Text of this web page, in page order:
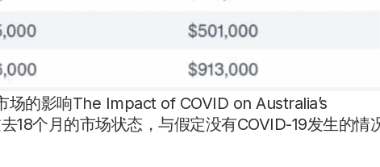
的影响The Impact of COVID on Australia’s
个月的市场状态，与假定没有COVID-19发生的情